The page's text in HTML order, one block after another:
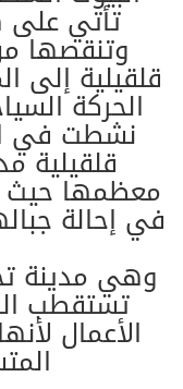
تأتي على
وتنقصها
قلقيلية إلى
الحركة
نشطت في
قلقيلية
معظمها حيث
في إحالة
وهي مدينة
تستقطب
الأعمال